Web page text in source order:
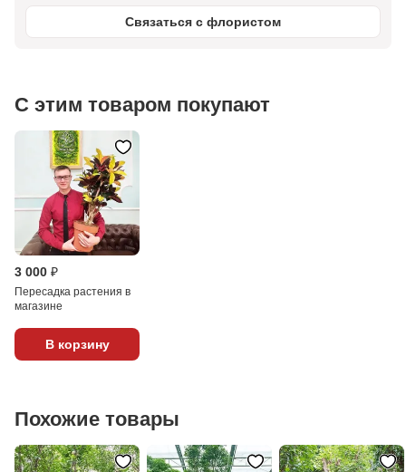
Связаться с флористом
С этим товаром покупают
3 000 ₽
Пересадка растения в
магазине
В корзину
Похожие товары